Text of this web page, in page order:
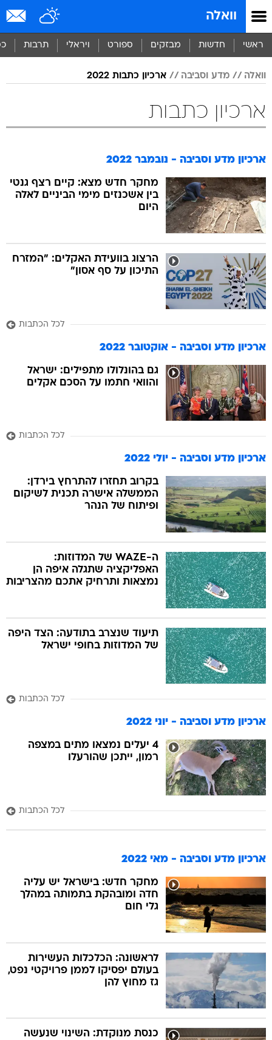
וואלה
ראשי חדשות מבזקים ספורט ויראלי תרבות
וואלה מדע וסביבה ארכיון כתבות 2022
ארכיון כתבות
ארכיון מדע וסביבה - נובמבר 2022
מחקר חדש מצא: קיים רצף גנטי
בין אשכנזים מימי הביניים לאלה
היום
הרצוג בוועידת האקלים: "המזרח
התיכון על סף אסון"
לכל הכתבות
ארכיון מדע וסביבה - אוקטובר 2022
גם בהונלולו מתפילים: ישראל
והוואי חתמו על הסכם אקלים
לכל הכתבות
ארכיון מדע וסביבה - יולי 2022
בקרוב תחזרו להתרחץ בירדן:
הממשלה אישרה תכנית לשיקום
ופיתוח של הנהר
ה-WAZE של המדוזות:
האפליקציה שתגלה איפה הן
נמצאות ותרחיק אתכם מהצריבות
תיעוד שנצרב בתודעה: הצד היפה
של המדוזות בחופי ישראל
לכל הכתבות
ארכיון מדע וסביבה - יוני 2022
4 יעלים נמצאו מתים במצפה
רמון, ייתכן שהורעלו
לכל הכתבות
ארכיון מדע וסביבה - מאי 2022
מחקר חדש: בישראל יש עליה
חדה ומובהקת בתמותה במהלך
גלי חום
לראשונה: הכלכלות העשירות
בעולם יפסיקו לממן פרויקטי נפט,
גז מחוץ להן
כנסת מנוקדת: השינוי שנעשה